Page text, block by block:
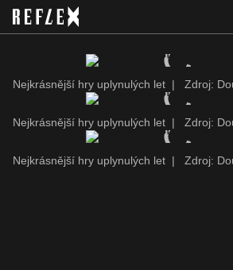
Nejkrásnější hry uplynulých let | Zdroj:
Nejkrásnější hry uplynulých let | Zdroj:
Nejkrásnější hry uplynulých let | Zdroj: